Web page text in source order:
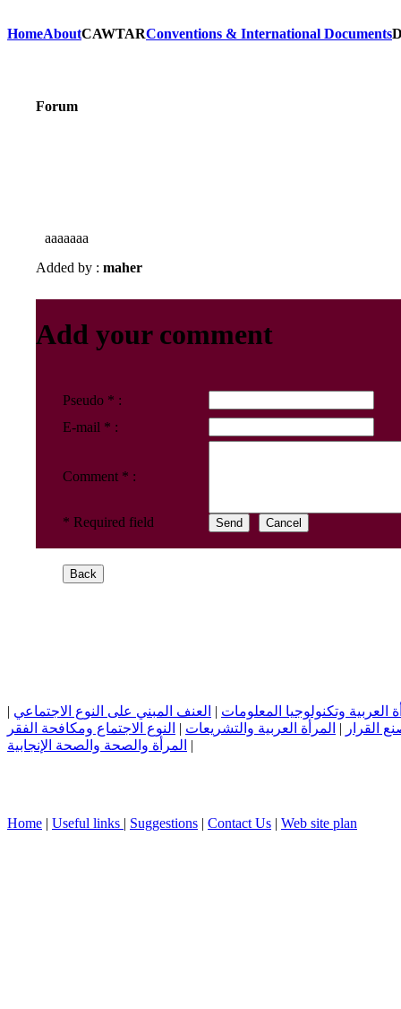
HomeAboutCAWTARConventions & International Documents
Forum
aaaaaaa
Added by : maher
Add your comment
Pseudo * :
E-mail * :
Comment * :
* Required field
العربية وتكنولوجيا المعلومات | العنف المبني على النوع الاجتماعي |
القرار | المرأة العربية والتشريعات | النوع الاجتماع ومكافحة الفقر
| المرأة والصحة والصحة الإنجابية
Home | Useful links | Suggestions | Contact Us | Web site plan